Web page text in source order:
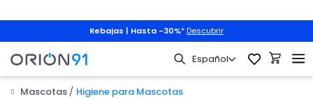
Rebajas | Hasta -30%* Descubrir
Mascotas Higiene para Mascotas